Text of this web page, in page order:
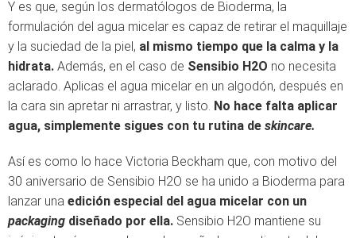
Y es que, según los dermatólogos de Bioderma, la
formulación del agua micelar es capaz de retirar el maquillaje
y la suciedad de la piel, al mismo tiempo que la calma y la
hidrata. Además, en el caso de Sensibio H2O no necesita
aclarado. Aplicas el agua micelar en un algodón, después en
la cara sin apretar ni arrastrar, y listo. No hace falta aplicar
agua, simplemente sigues con tu rutina de skincare.
Así es como lo hace Victoria Beckham que, con motivo del
30 aniversario de Sensibio H2O se ha unido a Bioderma para
lanzar una edición especial del agua micelar con un
packaging diseñado por ella. Sensibio H2O mantiene su